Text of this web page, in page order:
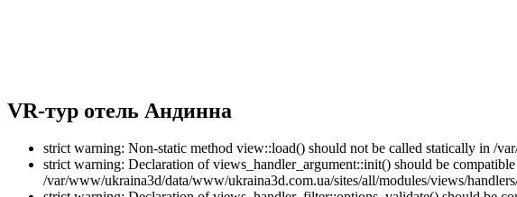
VR-тур отель Андинна
strict warning: Non-static method view::load() should not be called statically in /
strict warning: Declaration of views_handler_argument::init() should be
/var/www/ukraina3d/data/www/ukraina3d.com.ua/sites/all/modules/views/